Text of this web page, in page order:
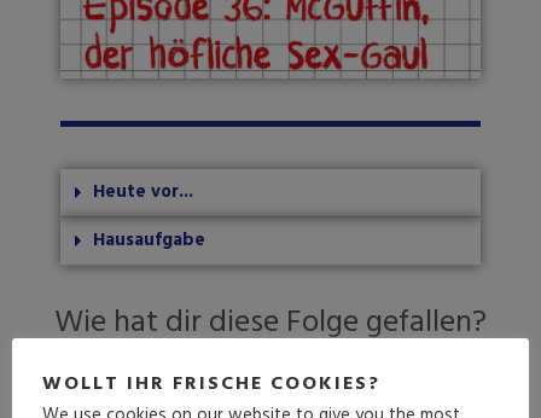
Heute vor...
Hausaufgabe
Wie hat dir diese Folge gefallen?
WOLLT IHR FRISCHE COOKIES?